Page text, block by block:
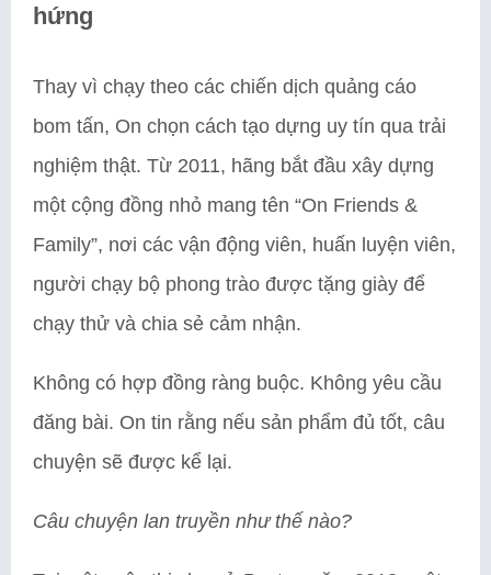
hứng
Thay vì chạy theo các chiến dịch quảng cáo
bom tấn, On chọn cách tạo dựng uy tín qua trải
nghiệm thật. Từ 2011, hãng bắt đầu xây dựng
một cộng đồng nhỏ mang tên “On Friends &
Family”, nơi các vận động viên, huấn luyện viên,
người chạy bộ phong trào được tặng giày để
chạy thử và chia sẻ cảm nhận.
Không có hợp đồng ràng buộc. Không yêu cầu
đăng bài. On tin rằng nếu sản phẩm đủ tốt, câu
chuyện sẽ được kể lại.
Câu chuyện lan truyền như thế nào?